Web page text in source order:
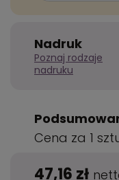
Nadruk
Poznaj rodzaje
nadruku
Cena za 1
47,16 zł